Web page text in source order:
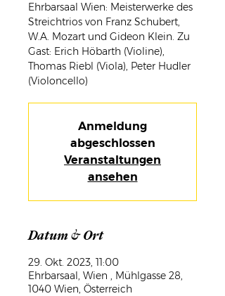
Ehrbarsaal Wien: Meisterwerke des
Streichtrios von Franz Schubert,
W.A. Mozart und Gideon Klein. Zu
Gast: Erich Höbarth (Violine),
Thomas Riebl (Viola), Peter Hudler
(Violoncello)
Anmeldung
abgeschlossen
Veranstaltungen
ansehen
Datum & Ort
29. Okt. 2023, 11:00
Ehrbarsaal, Wien , Mühlgasse 28,
1040 Wien, Österreich